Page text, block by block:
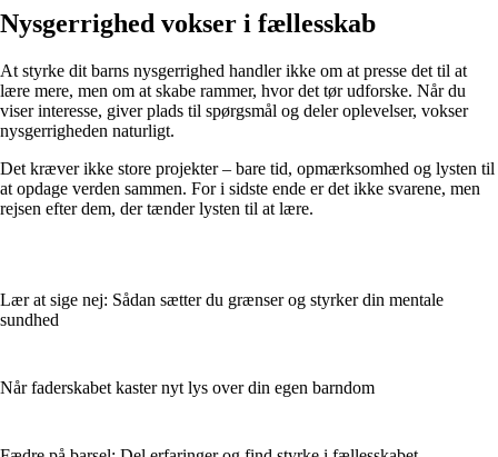
Nysgerrighed vokser i fællesskab
At styrke dit barns nysgerrighed handler ikke om at presse det til at
lære mere, men om at skabe rammer, hvor det tør udforske. Når du
viser interesse, giver plads til spørgsmål og deler oplevelser, vokser
nysgerrigheden naturligt.
Det kræver ikke store projekter – bare tid, opmærksomhed og lysten til
at opdage verden sammen. For i sidste ende er det ikke svarene, men
rejsen efter dem, der tænder lysten til at lære.
Lær at sige nej: Sådan sætter du grænser og styrker din mentale
sundhed
Når faderskabet kaster nyt lys over din egen barndom